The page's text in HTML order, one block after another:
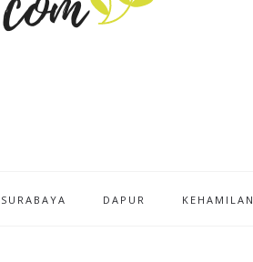
SURABAYA DAPUR KEHAMILAN